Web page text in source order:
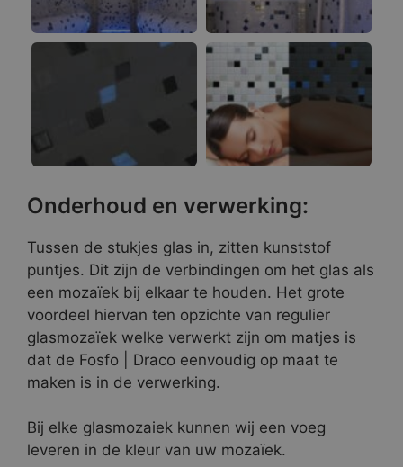
Onderhoud en verwerking:
Tussen de stukjes glas in, zitten kunststof
puntjes. Dit zijn de verbindingen om het glas als
een mozaïek bij elkaar te houden. Het grote
voordeel hiervan ten opzichte van regulier
glasmozaïek welke verwerkt zijn om matjes is
dat de Fosfo | Draco eenvoudig op maat te
maken is in de verwerking.
Bij elke glasmozaiek kunnen wij een voeg
leveren in de kleur van uw mozaïek.